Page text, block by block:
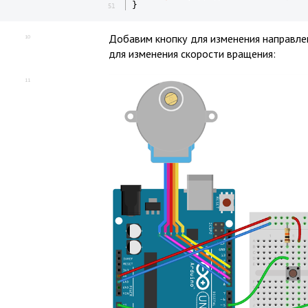
51
}
10
Добавим кнопку для изменения
для изменения скорости вращения:
11